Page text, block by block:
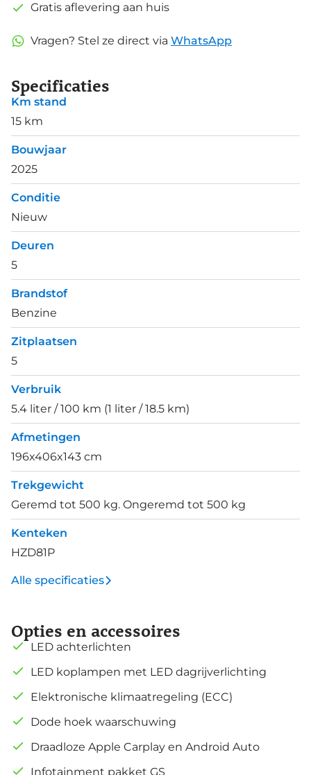
Gratis aflevering aan huis
Vragen? Stel ze direct via WhatsApp
Specificaties
Km stand
15 km
Bouwjaar
2025
Conditie
Nieuw
Deuren
5
Brandstof
Benzine
Zitplaatsen
5
Verbruik
5.4 liter / 100 km (1 liter / 18.5 km)
Afmetingen
196x406x143 cm
Trekgewicht
Geremd tot 500 kg. Ongeremd tot 500 kg
Kenteken
HZD81P
Alle specificaties
Opties en accessoires
LED achterlichten
LED koplampen met LED dagrijverlichting
Elektronische klimaatregeling (ECC)
Dode hoek waarschuwing
Draadloze Apple Carplay en Android Auto
Infotainment pakket GS